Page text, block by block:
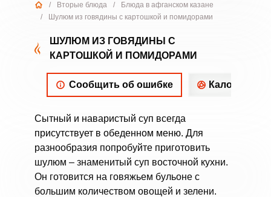
/ Вторые блюда /
Блюда в афганском казане
/
Шулюм из говядины с картошкой и помидорами
ШУЛЮМ ИЗ ГОВЯДИНЫ С
КАРТОШКОЙ И ПОМИДОРАМИ
Сообщить об ошибке
Сытный и наваристый суп всегда
присутствует в обеденном меню. Для
разнообразия попробуйте приготовить
шулюм – знаменитый суп восточной кухни.
Он готовится на говяжьем бульоне с
большим количеством овощей и зелени.